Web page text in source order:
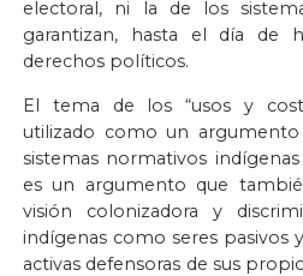
electoral, ni la de los
garantizan, hasta el día de
derechos políticos.
El tema de los “usos y
utilizado como un
sistemas normativos
es un argumento que
visión colonizadora y
indígenas como seres pasivos
activas defensoras de sus